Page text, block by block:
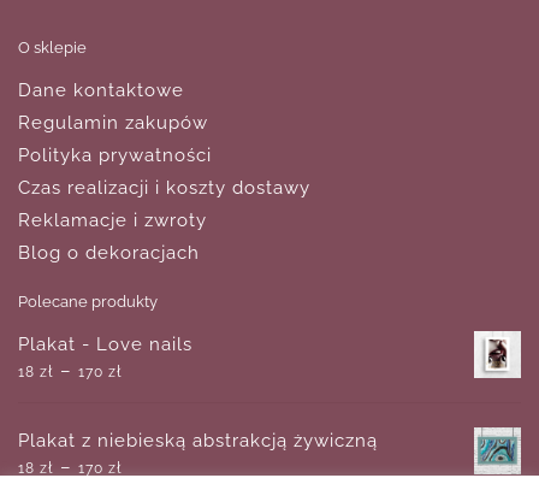
O sklepie
Dane kontaktowe
Regulamin zakupów
Polityka prywatności
Czas realizacji i koszty dostawy
Reklamacje i zwroty
Blog o dekoracjach
Polecane produkty
Plakat - Love nails
18 zł – 170 zł
Plakat z niebieską abstrakcją żywiczną
18 zł – 170 zł